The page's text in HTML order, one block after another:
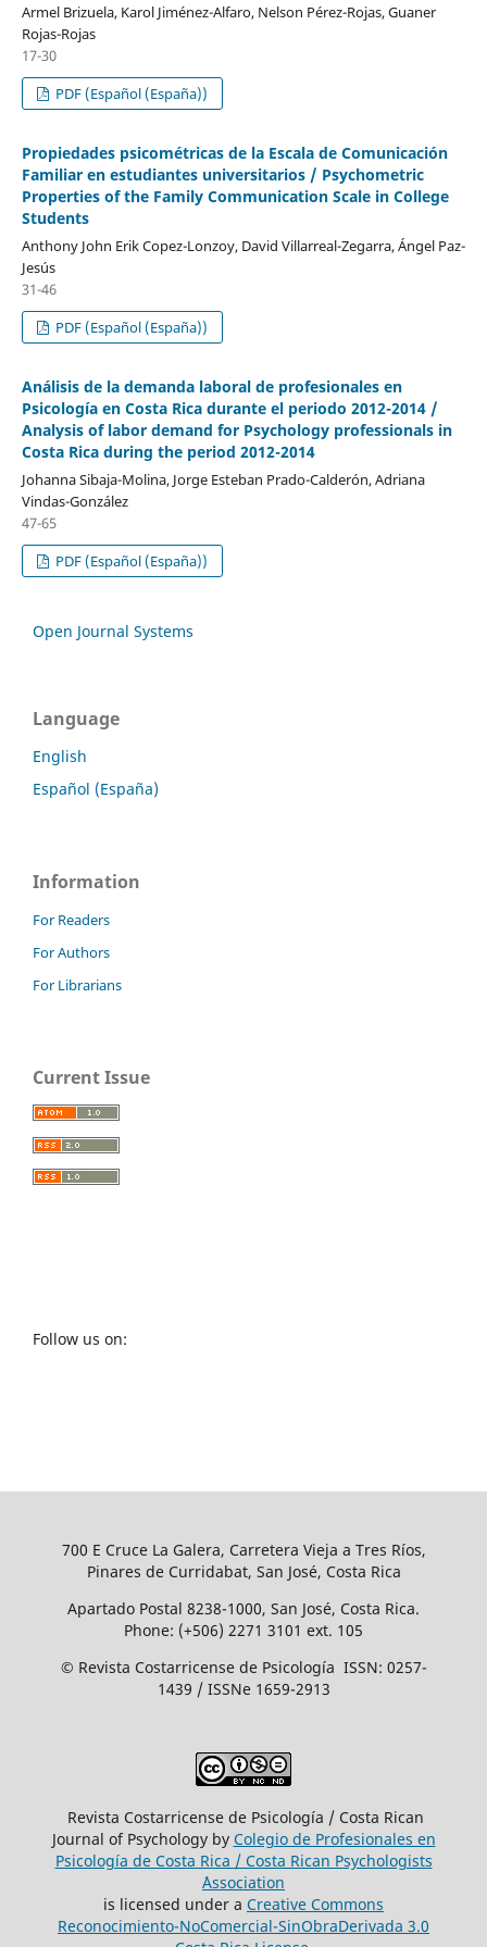
Armel Brizuela, Karol Jiménez-Alfaro, Nelson Pérez-Rojas, Guaner
Rojas-Rojas
17-30
PDF (Español (España))
Propiedades psicométricas de la Escala de Comunicación
Familiar en estudiantes universitarios / Psychometric
Properties of the Family Communication Scale in College
Students
Anthony John Erik Copez-Lonzoy, David Villarreal-Zegarra, Ángel Paz-
Jesús
31-46
PDF (Español (España))
Análisis de la demanda laboral de profesionales en
Psicología en Costa Rica durante el periodo 2012-2014 /
Analysis of labor demand for Psychology professionals in
Costa Rica during the period 2012-2014
Johanna Sibaja-Molina, Jorge Esteban Prado-Calderón, Adriana
Vindas-González
47-65
PDF (Español (España))
Open Journal Systems
Language
English
Español (España)
Information
For Readers
For Authors
For Librarians
Current Issue
Follow us on:
700 E Cruce La Galera, Carretera Vieja a Tres Ríos,
Pinares de Curridabat, San José, Costa Rica
Apartado Postal 8238-1000, San José, Costa Rica.
Phone: (+506) 2271 3101 ext. 105
© Revista Costarricense de Psicología ISSN: 0257-
1439 / ISSNe 1659-2913
Revista Costarricense de Psicología / Costa Rican
Journal of Psychology by Colegio de Profesionales en
Psicología de Costa Rica / Costa Rican Psychologists
´Association
is licensed under a Creative Commons
Reconocimiento-NoComercial-SinObraDerivada 3.0